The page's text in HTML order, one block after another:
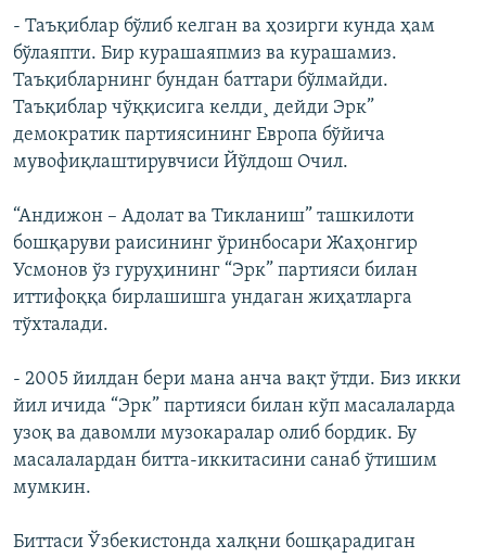
- Таъқиблар бўлиб келган ва ҳозирги кунда ҳам
бўлаяпти. Бир курашаяпмиз ва курашамиз.
Таъқибларнинг бундан баттари бўлмайди.
Таъқиблар чўққисига келди¸ дейди Эрк”
демократик партиясининг Европа бўйича
мувофиқлаштирувчиси Йўлдош Очил.
“Андижон – Адолат ва Тикланиш” ташкилоти
бошқаруви раисининг ўринбосари Жаҳонгир
Усмонов ўз гуруҳининг “Эрк” партияси билан
иттифоққа бирлашишга ундаган жиҳатларга
тўхталади.
- 2005 йилдан бери мана анча вақт ўтди. Биз икки
йил ичида “Эрк” партияси билан кўп масалаларда
узоқ ва давомли музокаралар олиб бордик. Бу
масалалардан битта-иккитасини санаб ўтишим
мумкин.
Биттаси Ўзбекистонда халқни бошқарадиган